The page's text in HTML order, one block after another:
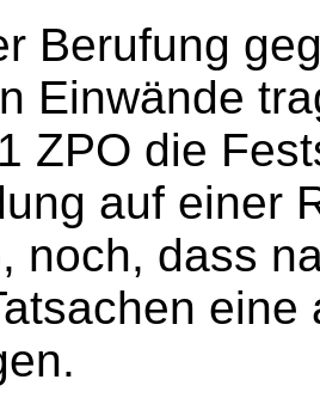
Berufung
Einwände
ZPO die
auf einer
noch, dass